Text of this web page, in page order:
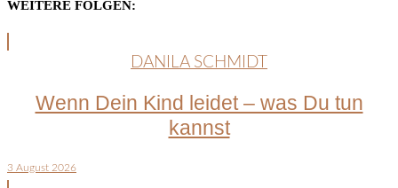
WEITERE FOLGEN:
DANILA SCHMIDT
Wenn Dein Kind leidet – was Du tun
kannst
3 August 2026